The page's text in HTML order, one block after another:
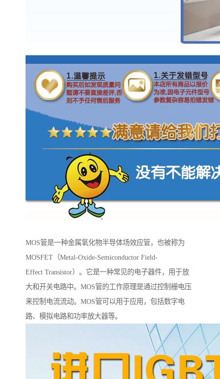
MOS管是一种金属氧化物半导体场效应管，也被称为
MOSFET（Metal-Oxide-Semiconductor Field-
Effect Transistor）。它是一种常见的电子器件，用于放
大和开关电路中。MOS管的工作原理是通过控制栅电压
来控制电流流动。MOS管可以用于应用，包括数字电
路、模拟电路和功率放大器等。